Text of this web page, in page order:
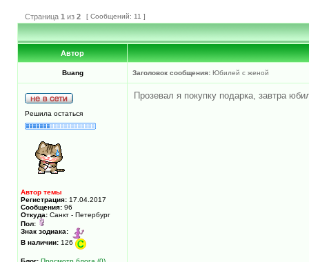
Страница 1 из 2 [ Сообщений: 11 ]
Автор
Buang Заголовок сообщения: Юбилей с женой
Решила остаться
Автор темы
Регистрация: 17.04.2017
Сообщения: 96
Откуда: Санкт - Петербург
Пол:
Знак зодиака:
В наличии: 126
Прозевал я покупку подарка, завтра